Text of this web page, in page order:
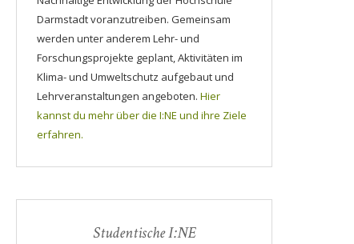
Darmstadt voranzutreiben. Gemeinsam
werden unter anderem Lehr- und
Forschungsprojekte geplant, Aktivitäten im
Klima- und Umweltschutz aufgebaut und
Lehrveranstaltungen angeboten. Hier
kannst du mehr über die I:NE und ihre Ziele
erfahren.
Studentische I:NE